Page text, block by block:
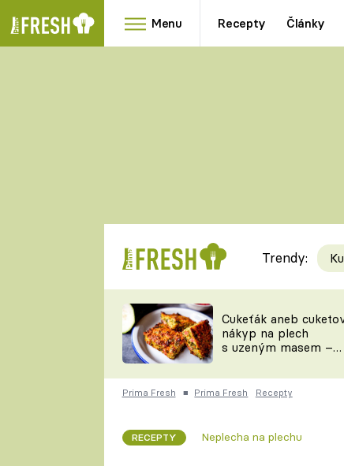
Menu Recepty Články
RYCHLOVKY
TEĎ VAŘÍ ŠÉF!
ČESKO NA TALÍŘI
KUCHAŘKA
Trendy:
Cukeťák aneb
nákyp na plech
s uzeným masem –
zpracovat přerostlé
cukety
Prima Fresh ■ Prima Fresh Recepty
RECEPTY Neplecha na plechu